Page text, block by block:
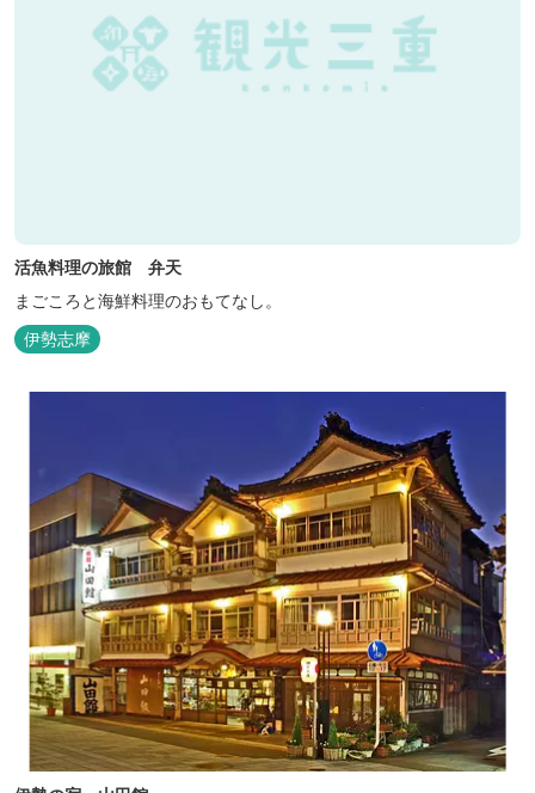
活魚料理の旅館 弁天
まごころと海鮮料理のおもてなし。
伊勢志摩